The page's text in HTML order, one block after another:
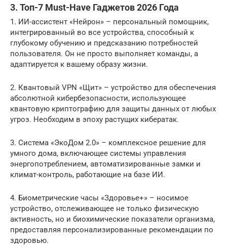
3. Топ-7 Must-Have Гаджетов 2026 Года
1. ИИ-ассистент «Нейрон» – персональный помощник,
интегрированный во все устройства, способный к
глубокому обучению и предсказанию потребностей
пользователя. Он не просто выполняет команды, а
адаптируется к вашему образу жизни.
2. Квантовый VPN «Щит» – устройство для обеспечения
абсолютной кибербезопасности, использующее
квантовую криптографию для защиты данных от любых
угроз. Необходим в эпоху растущих кибератак.
3. Система «ЭкоДом 2.0» – комплексное решение для
умного дома, включающее системы управления
энергопотреблением, автоматизированные замки и
климат-контроль, работающие на базе ИИ.
4. Биометрические часы «Здоровье+» – носимое
устройство, отслеживающее не только физическую
активность, но и биохимические показатели организма,
предоставляя персонализированные рекомендации по
здоровью.